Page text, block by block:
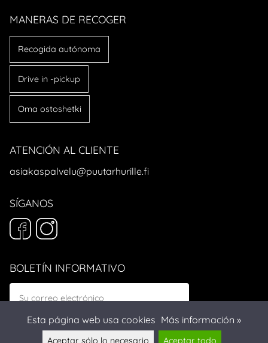
MANERAS DE RECOGER
Recogida autónoma
Drive in -pickup
Oma ostoshetki
ATENCIÓN AL CLIENTE
asiakaspalvelu@puutarhurille.fi
SÍGANOS
BOLETÍN INFORMATIVO
Esta página web usa cookies Más información »
Aceptar sólo lo necesario Aceptar todo